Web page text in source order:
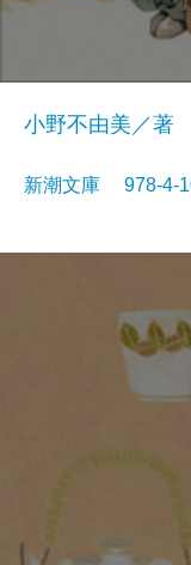
小野不由美／著
新潮文庫 978-4-